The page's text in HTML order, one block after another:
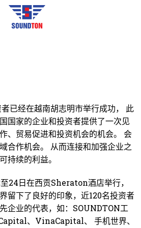
已经在越南胡志明市举行成功， 此
国家的企业和投资者提供了一次见
、贸易促进和投资机会的机会。 会
合作机会。 从而连接和加强企业之
持续的利益。
24日在西贡Sheraton酒店举行，
留下了良好的印象，近120名投资者
企业的代表，如：SOUNDTON工
、VinaCapital、 手机世界、